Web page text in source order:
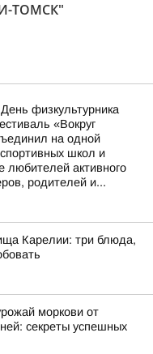
ТОМСК"
физкультурника
«Вокруг
на одной
школ и
любителей активного
родителей и...
Карелии: три блюда,
моркови от
секреты успешных